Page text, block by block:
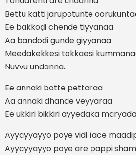
Bettu katti jarupotunte
Ee bakkoḍi chende tiyyanaa
Aa bandodi gunde giyyanaa
Meedakekkesi tokkaesi
Nuvvu undanna..
Ee annaki botte pettaraa
Aa annaki dhande veyyaraa
Ee ukkiri bikkiri ayyedaka
Ayyayyayyo poye vidi face
Ayyayyayyo poye are pappi